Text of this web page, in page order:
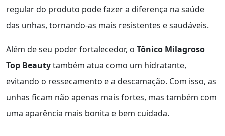
regular do produto pode fazer a diferença na saúde
das unhas, tornando-as mais resistentes e saudáveis.
Além de seu poder fortalecedor, o Tônico Milagroso
Top Beautytambém atua como um hidratante,
evitando o ressecamento e a descamação. Com isso, as
unhas ficam não apenas mais fortes, mas também com
uma aparência mais bonita e bem cuidada.